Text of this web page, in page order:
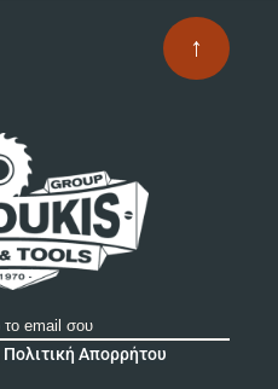
↑
Πολιτική Απορρήτου